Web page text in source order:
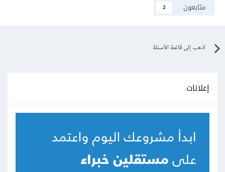
متابعون
2
اذهب إلى قائمة الأسئلة
إعلانات